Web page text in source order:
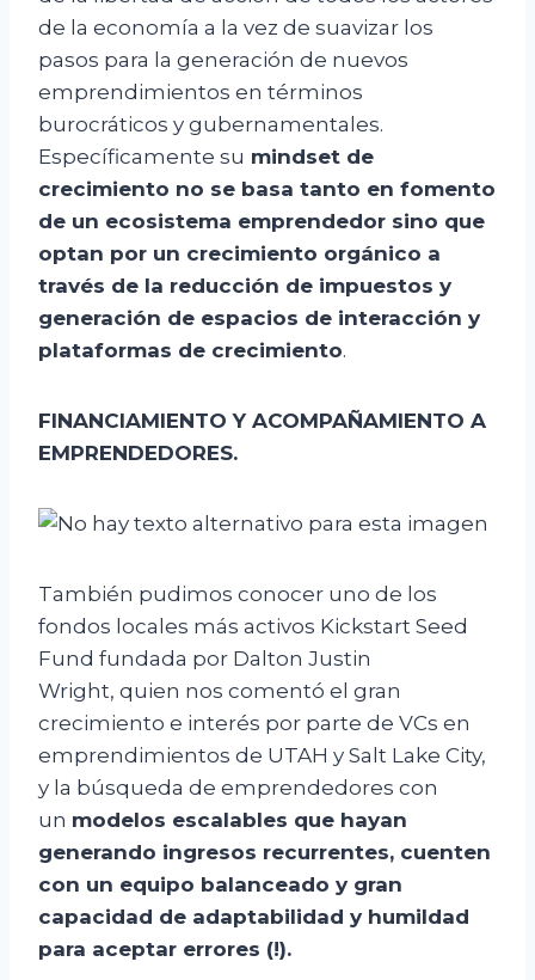
de la economía a la vez de suavizar los
pasos para la generación de nuevos
emprendimientos en términos
burocráticos y gubernamentales.
Específicamente su mindset de
crecimiento no se basa tanto en fomento
de un ecosistema emprendedor sino que
optan por un crecimiento orgánico a
través de la reducción de impuestos y
generación de espacios de interacción y
plataformas de crecimiento.
FINANCIAMIENTO Y ACOMPAÑAMIENTO A
EMPRENDEDORES.
También pudimos conocer uno de los
fondos locales más activos Kickstart Seed
Fund fundada por Dalton Justin
Wright, quien nos comentó el gran
crecimiento e interés por parte de VCs en
emprendimientos de UTAH y Salt Lake City,
y la búsqueda de emprendedores con
un modelos escalables que hayan
generando ingresos recurrentes, cuenten
con un equipo balanceado y gran
capacidad de adaptabilidad y humildad
para aceptar errores (!).